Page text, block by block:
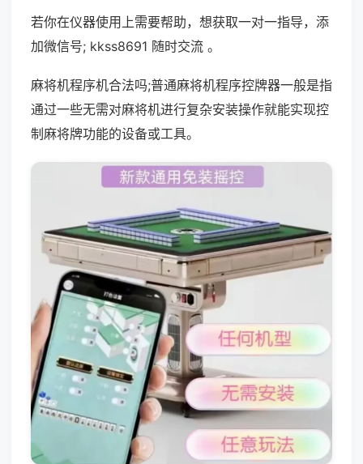
若你在仪器使用上需要帮助，想获取一对一指导，添
加微信号; kkss8691 随时交流 。
麻将机程序机合法吗;普通麻将机程序控牌器一般是指
通过一些无需对麻将机进行复杂安装操作就能实现控
制麻将牌功能的设备或工具。